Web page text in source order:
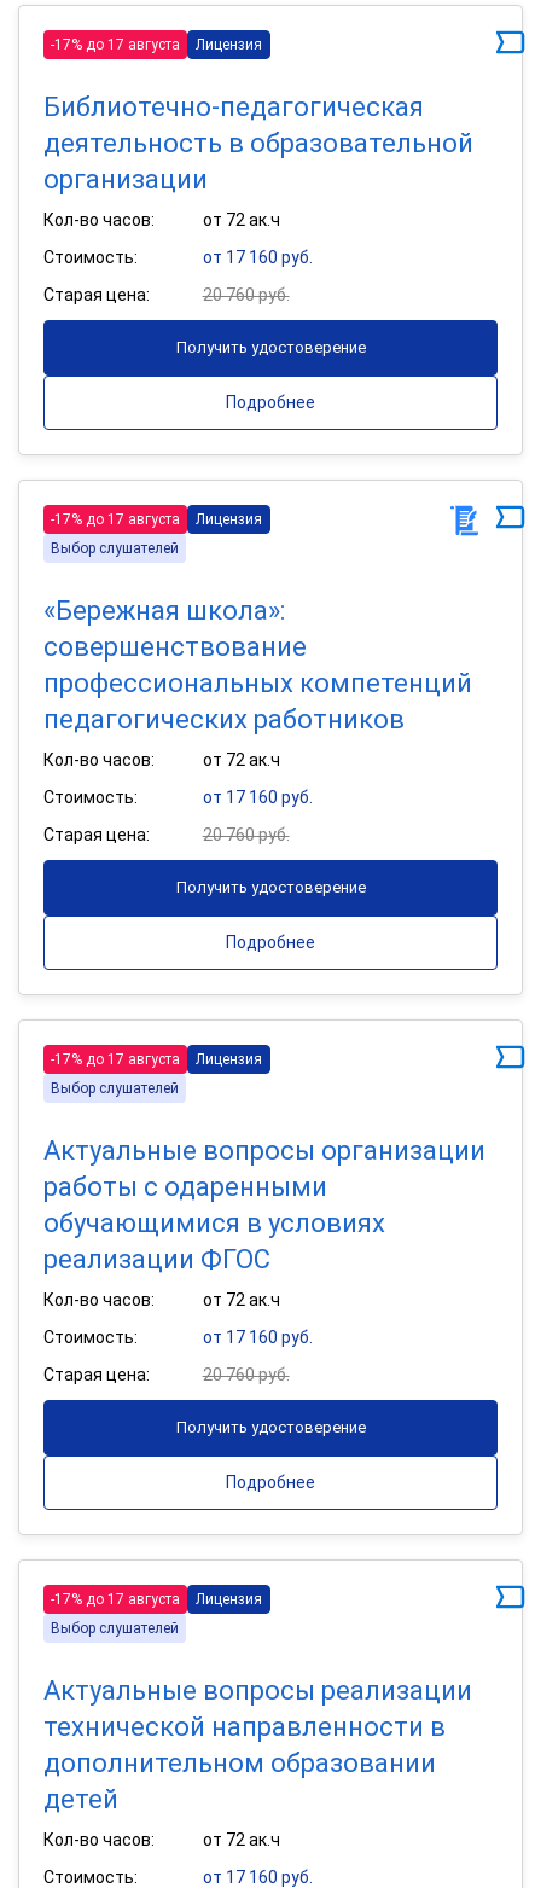
-17% до 17 августа Лицензия
Библиотечно-педагогическая
деятельность в образовательной
организации
Кол-во часов:
от 72 ак.ч
Стоимость:
от 17 160 руб.
Старая цена:
20 760 руб.
Получить удостоверение
Подробнее
-17% до 17 августа
Лицензия
Выбор слушателей
«Бережная школа»:
совершенствование
профессиональных компетенций
педагогических работников
Кол-во часов:
от 72 ак.ч
Стоимость:
от 17 160 руб.
Старая цена:
20 760 руб.
Получить удостоверение
Подробнее
-17% до 17 августа
Лицензия
Выбор слушателей
Актуальные вопросы организации
работы с одаренными
обучающимися в условиях
реализации ФГОС
Кол-во часов:
от 72 ак.ч
Стоимость:
от 17 160 руб.
Старая цена:
20 760 руб.
Получить удостоверение
Подробнее
-17% до 17 августа
Лицензия
Выбор слушателей
Актуальные вопросы реализации
технической направленности в
дополнительном образовании
детей
Кол-во часов:
от 72 ак.ч
Стоимость:
от 17 160 руб.